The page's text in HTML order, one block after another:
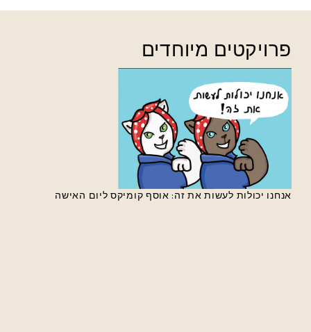
פרויקטים מיוחדים
אנחנו יכולות לעשות את זה: אוסף קומיקס ליום האישה